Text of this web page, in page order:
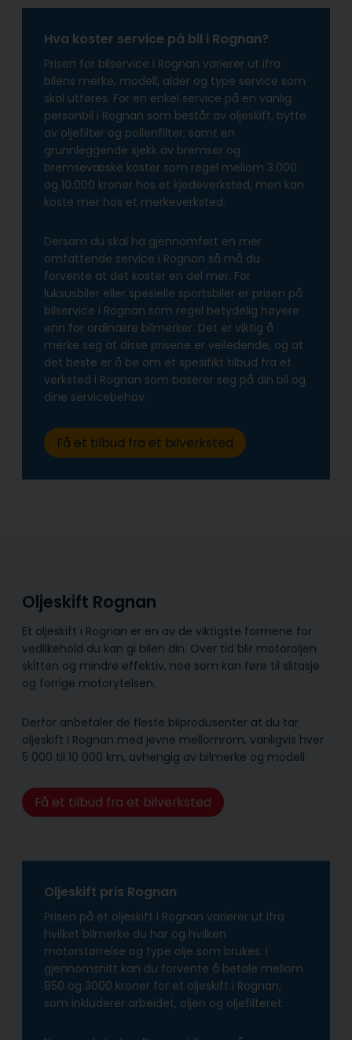
Hva koster service på bil i Rognan?
Prisen for bilservice i Rognan varierer ut ifra
bilens merke, modell, alder og type service som
skal utføres. For en enkel service på en vanlig
personbil i Rognan som består av oljeskift, bytte
av oljefilter og pollenfilter, samt en
grunnleggende sjekk av bremser og
bremsevæske koster som regel mellom 3.000
og 10.000 kroner hos et kjedeverksted, men kan
koste mer hos et merkeverksted.
Dersom du skal ha gjennomført en mer
omfattende service i Rognan så må du
forvente at det koster en del mer. For
luksusbiler eller spesielle sportsbiler er prisen på
bilservice i Rognan som regel betydelig høyere
enn for ordinære bilmerker. Det er viktig å
merke seg at disse prisene er veiledende, og at
det beste er å be om et spesifikt tilbud fra et
verksted i Rognan som baserer seg på din bil og
dine servicebehov.
Få et tilbud fra et bilverksted
Oljeskift Rognan
Et oljeskift i Rognan er en av de viktigste formene for
vedlikehold du kan gi bilen din. Over tid blir motoroljen
skitten og mindre effektiv, noe som kan føre til slitasje
og forrige motorytelsen.
Derfor anbefaler de fleste bilprodusenter at du tar
oljeskift i Rognan med jevne mellomrom, vanligvis hver
5 000 til 10 000 km, avhengig av bilmerke og modell.
Få et tilbud fra et bilverksted
Oljeskift pris Rognan
Prisen på et oljeskift i Rognan varierer ut ifra
hvilket bilmerke du har og hvilken
motorstørrelse og type olje som brukes. I
gjennomsnitt kan du forvente å betale mellom
850 og 3000 kroner for et oljeskift i Rognan,
som inkluderer arbeidet, oljen og oljefilteret.